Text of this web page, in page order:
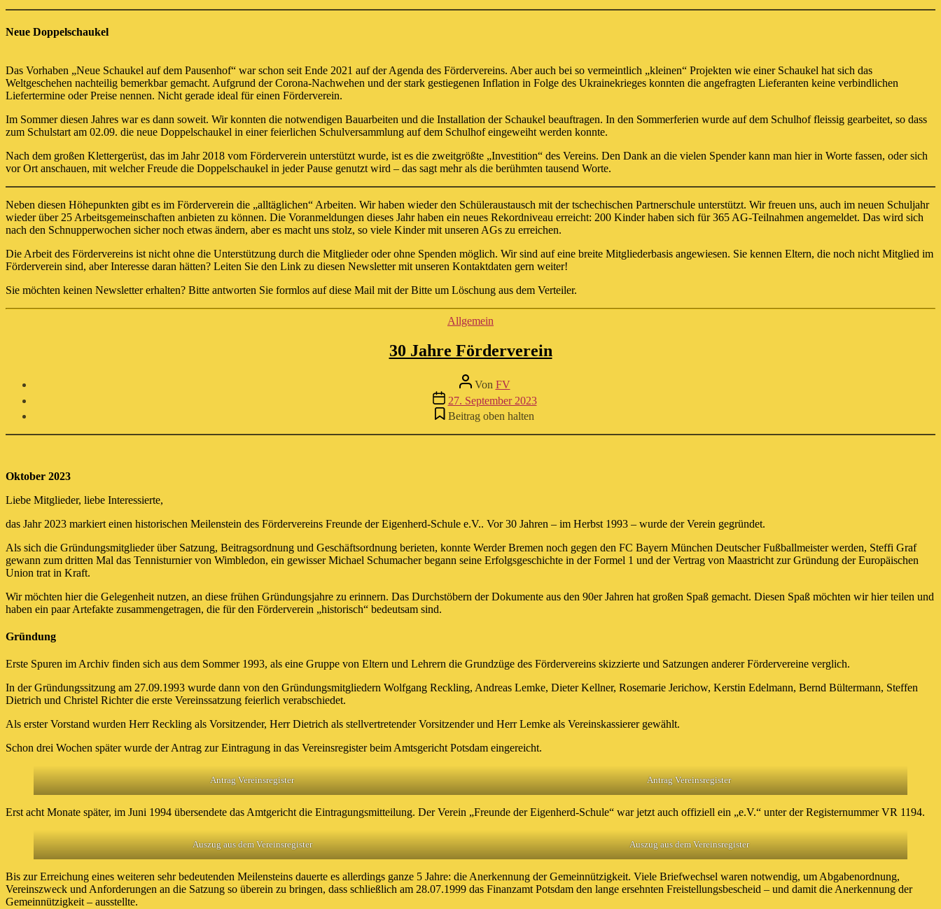
Neue Doppelschaukel
Das Vorhaben „Neue Schaukel auf dem Pausenhof“ war schon seit Ende 2021 auf der Agenda des Fördervereins. Aber auch bei so vermeintlich „kleinen“ Projekten wie einer Schaukel hat sich das
Weltgeschehen nachteilig bemerkbar gemacht. Aufgrund der Corona-Nachwehen und der stark gestiegenen Inflation in Folge des Ukrainekrieges konnten die angefragten Lieferanten keine verbindlichen
Liefertermine oder Preise nennen. Nicht gerade ideal für einen Förderverein.
Im Sommer diesen Jahres war es dann soweit. Wir konnten die notwendigen Bauarbeiten und die Installation der Schaukel beauftragen. In den Sommerferien wurde auf dem Schulhof fleissig gearbeitet, so dass
zum Schulstart am 02.09. die neue Doppelschaukel in einer feierlichen Schulversammlung auf dem Schulhof eingeweiht werden konnte.
Nach dem großen Klettergerüst, das im Jahr 2018 vom Förderverein unterstützt wurde, ist es die zweitgrößte „Investition“ des Vereins. Den Dank an die vielen Spender kann man hier in Worte fassen, oder sich
vor Ort anschauen, mit welcher Freude die Doppelschaukel in jeder Pause genutzt wird – das sagt mehr als die berühmten tausend Worte.
Neben diesen Höhepunkten gibt es im Förderverein die „alltäglichen“ Arbeiten. Wir haben wieder den Schüleraustausch mit der tschechischen Partnerschule unterstützt. Wir freuen uns, auch im neuen Schuljahr
wieder über 25 Arbeitsgemeinschaften anbieten zu können. Die Voranmeldungen dieses Jahr haben ein neues Rekordniveau erreicht: 200 Kinder haben sich für 365 AG-Teilnahmen angemeldet. Das wird sich
nach den Schnupperwochen sicher noch etwas ändern, aber es macht uns stolz, so viele Kinder mit unseren AGs zu erreichen.
Die Arbeit des Fördervereins ist nicht ohne die Unterstützung durch die Mitglieder oder ohne Spenden möglich. Wir sind auf eine breite Mitgliederbasis angewiesen. Sie kennen Eltern, die noch nicht Mitglied im
Förderverein sind, aber Interesse daran hätten? Leiten Sie den Link zu diesen Newsletter mit unseren Kontaktdaten gern weiter!
Sie möchten keinen Newsletter erhalten? Bitte antworten Sie formlos auf diese Mail mit der Bitte um Löschung aus dem Verteiler.
Kategorien
Allgemein
30 Jahre Förderverein
Beitragsautor
Von FV
Beitragsdatum
27. September 2023
Beitrag oben halten
Oktober 2023
Liebe Mitglieder, liebe Interessierte,
das Jahr 2023 markiert einen historischen Meilenstein des Fördervereins Freunde der Eigenherd-Schule e.V.. Vor 30 Jahren – im Herbst 1993 – wurde der Verein gegründet.
Als sich die Gründungsmitglieder über Satzung, Beitragsordnung und Geschäftsordnung berieten, konnte Werder Bremen noch gegen den FC Bayern München Deutscher Fußballmeister werden, Steffi Graf
gewann zum dritten Mal das Tennisturnier von Wimbledon, ein gewisser Michael Schumacher begann seine Erfolgsgeschichte in der Formel 1 und der Vertrag von Maastricht zur Gründung der Europäischen
Union trat in Kraft.
Wir möchten hier die Gelegenheit nutzen, an diese frühen Gründungsjahre zu erinnern. Das Durchstöbern der Dokumente aus den 90er Jahren hat großen Spaß gemacht. Diesen Spaß möchten wir hier teilen und
haben ein paar Artefakte zusammengetragen, die für den Förderverein „historisch“ bedeutsam sind.
Gründung
Erste Spuren im Archiv finden sich aus dem Sommer 1993, als eine Gruppe von Eltern und Lehrern die Grundzüge des Fördervereins skizzierte und Satzungen anderer Fördervereine verglich.
In der Gründungssitzung am 27.09.1993 wurde dann von den Gründungsmitgliedern Wolfgang Reckling, Andreas Lemke, Dieter Kellner, Rosemarie Jerichow, Kerstin Edelmann, Bernd Bültermann, Steffen
Dietrich und Christel Richter die erste Vereinssatzung feierlich verabschiedet.
Als erster Vorstand wurden Herr Reckling als Vorsitzender, Herr Dietrich als stellvertretender Vorsitzender und Herr Lemke als Vereinskassierer gewählt.
Schon drei Wochen später wurde der Antrag zur Eintragung in das Vereinsregister beim Amtsgericht Potsdam eingereicht.
Antrag Vereinsregister Antrag Vereinsregister
Erst acht Monate später, im Juni 1994 übersendete das Amtgericht die Eintragungsmitteilung. Der Verein „Freunde der Eigenherd-Schule“ war jetzt auch offiziell ein „e.V.“ unter der Registernummer VR 1194.
Auszug aus dem Vereinsregister Auszug aus dem Vereinsregister
Bis zur Erreichung eines weiteren sehr bedeutenden Meilensteins dauerte es allerdings ganze 5 Jahre: die Anerkennung der Gemeinnützigkeit. Viele Briefwechsel waren notwendig, um Abgabenordnung,
Vereinszweck und Anforderungen an die Satzung so überein zu bringen, dass schließlich am 28.07.1999 das Finanzamt Potsdam den lange ersehnten Freistellungsbescheid – und damit die Anerkennung der
Gemeinnützigkeit – ausstellte.